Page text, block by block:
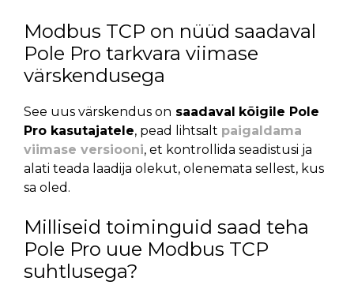
Modbus TCP on nüüd saadaval
Pole Pro tarkvara viimase
värskendusega
See uus värskendus on saadaval
kõigile Pole
Pro kasutajatele, pead lihtsalt paigaldama
viimase versiooni, et kontrollida seadistusi ja
alati teada laadija olekut, olenemata sellest, kus
sa oled.
Milliseid toiminguid saad teha
Pole Pro uue Modbus TCP
suhtlusega?